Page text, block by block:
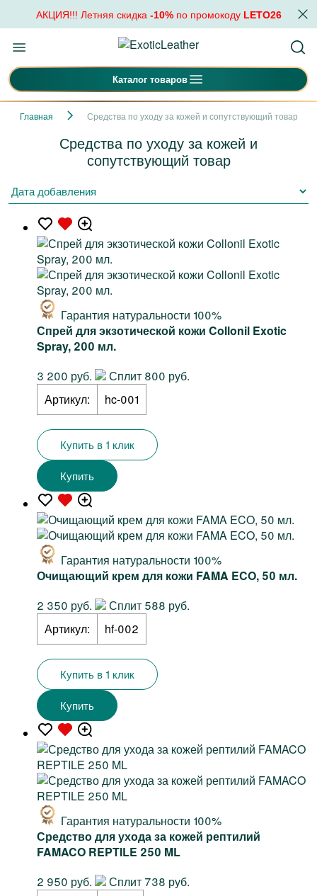
АКЦИЯ!!! Летняя скидка -10%по промокоду LETO26
Каталог товаров
Главная Средства по уходу за кожей и сопутствующий товар
Средства по уходу за кожей и
сопутствующий товар
Гарантия натуральности 100%
Спрей для экзотической кожи Collonil Exotic
Spray, 200 мл.
3 200 руб.
Сплит 800 руб.
Артикул:
hc-001
Купить в 1 клик
Купить
Гарантия натуральности 100%
Очищающий крем для кожи FAMA ECO, 50 мл.
2 350 руб.
Сплит 588 руб.
Артикул:
hf-002
Купить в 1 клик
Купить
Гарантия натуральности 100%
Средство для ухода за кожей рептилий
FAMACO REPTILE 250 ML
2 950 руб.
Сплит 738 руб.